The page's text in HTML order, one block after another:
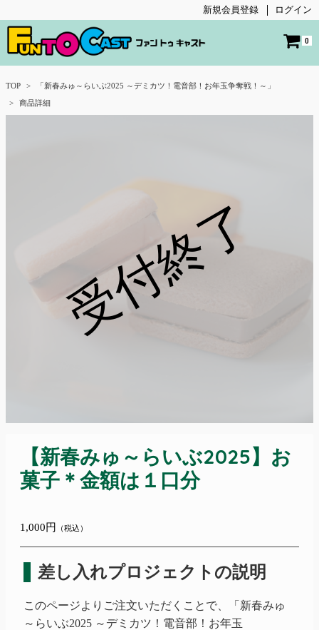
新規会員登録 ログイン
0
TOP
「新春みゅ～らいぶ2025 ～デミカツ！電音部！お年玉争奪戦！～」
商品詳細
受付終了
【新春みゅ～らいぶ2025】お
菓子＊金額は１口分
1,000円 （税込）
差し入れプロジェクトの説明
このページよりご注文いただくことで、 「新春みゅ
～らいぶ2025 ～デミカツ！電音部！お年玉